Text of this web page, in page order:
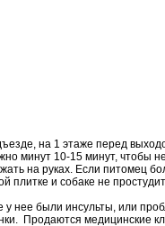
на 1 этаже перед
минут 10-15 минут, чтобы
на руках. Если питомец
плитке и собаке не
нее были инсульты, или
Продаются медицинские